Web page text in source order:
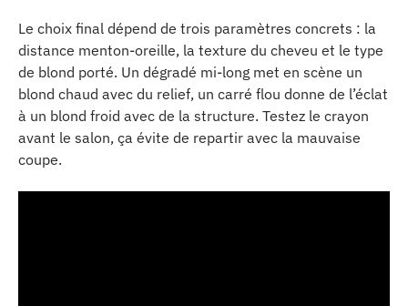
Le choix final dépend de trois paramètres concrets : la
distance menton-oreille, la texture du cheveu et le type
de blond porté. Un dégradé mi-long met en scène un
blond chaud avec du relief, un carré flou donne de l’éclat
à un blond froid avec de la structure. Testez le crayon
avant le salon, ça évite de repartir avec la mauvaise
coupe.